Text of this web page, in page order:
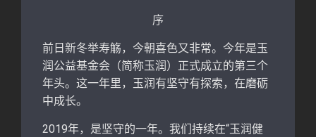
序
前日新冬举寿觞，今朝喜色又非常。今年是玉
润公益基金会（简称玉润）正式成立的第三个
年头。这一年里，玉润有坚守有探索，在磨砺
中成长。
2019年，是坚守的一年。我们持续在“玉润健